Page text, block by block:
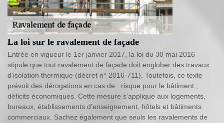
La loi sur le ravalement de façade
Entrée en vigueur le 1er janvier 2017, la loi du 30 mai 2016
stipule que tout ravalement de façade doit englober des travaux
d’isolation thermique (décret n° 2016-711). Toutefois, ce texte
prévoit des dérogations en cas de : risque pour le bâtiment ;
déficits économiques. Cette mesure s’applique aux logements,
bureaux, établissements d’enseignement, hôtels et bâtiments
commerciaux. Sachez également que seuls les ravalements de